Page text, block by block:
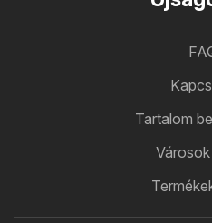
Tartalom